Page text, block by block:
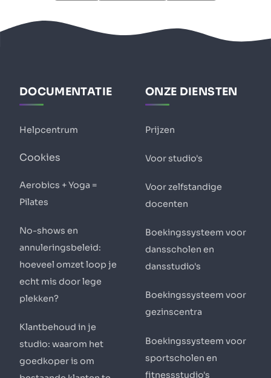
DOCUMENTATIE
Helpcentrum
Cookies
Aerobics + Yoga =
Pilates
No-shows en
annuleringsbeleid:
hoeveel omzet loop je
echt mis door lege
plekken?
Klantbehoud in je
studio: waarom het
goedkoper is om
ONZE DIENSTEN
Prijzen
Voor studio's
Voor zelfstandige
docenten
Boekingssysteem voor
dansscholen en
dansstudio's
Boekingssysteem voor
gezinscentra
Boekingssysteem voor
sportscholen en
fitnessstudio's